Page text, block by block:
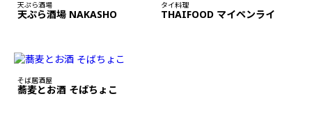
天ぷら酒場
天ぷら酒場 NAKASHO
タイ料理
THAIFOOD マイペンライ
そば居酒屋
蕎麦とお酒 そばちょこ